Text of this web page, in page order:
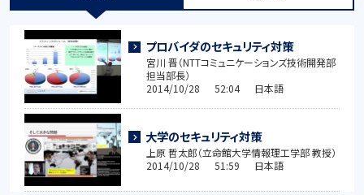
プロバイダのセキュリティ対策
宮川 晋（NTTコミュニケーションズ技術開発部
担当部長）
2014/10/28 52:04 日本語
大学のセキュリティ対策
上原 哲太郎（立命館大学情報理工学部 教授）
2014/10/28 51:59 日本語